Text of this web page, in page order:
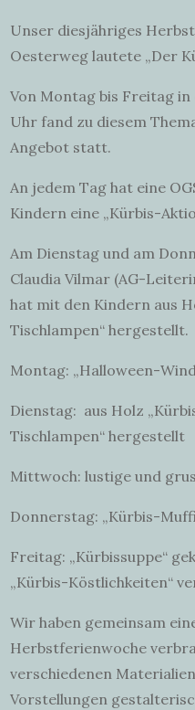
Unser diesjähriges
Oesterweg lautete „Der
Von Montag bis Freitag in
Uhr fand zu diesem
Angebot statt.
An jedem Tag hat eine
Kindern eine „Kürbis-
Am Dienstag und am
Claudia Vilmar (AG-
hat mit den Kindern aus
Tischlampen“ hergestellt.
Montag: „Halloween-
Dienstag: aus Holz
Tischlampen“ hergestellt
Mittwoch: lustige und
Donnerstag: „Kürbis-
Freitag: „Kürbissuppe“
„Kürbis-Köstlichkeiten“
Wir haben gemeinsam
Herbstferienwoche
verschiedenen
Vorstellungen